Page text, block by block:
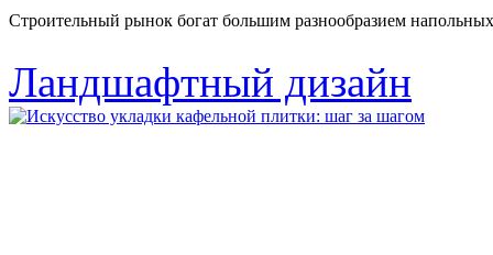
Строительный рынок богат большим разнообразием
Ландшафтный дизайн